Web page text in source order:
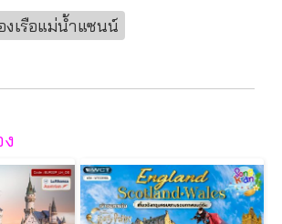
งเรือแม่น้ำแซนน์